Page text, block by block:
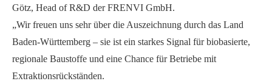
Götz, Head of R&D der FRENVI GmbH.
„Wir freuen uns sehr über die Auszeichnung durch das Land
Baden-Württemberg – sie ist ein starkes Signal für biobasierte,
regionale Baustoffe und eine Chance für Betriebe mit
Extraktionsrückständen.